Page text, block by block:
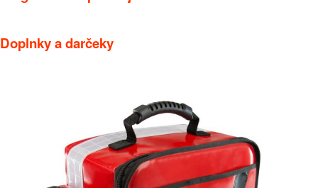
Doplnky a darčeky